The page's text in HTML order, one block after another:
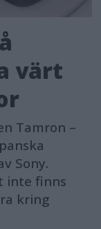
värt
Tamron –
Sony.
inte finns
kring